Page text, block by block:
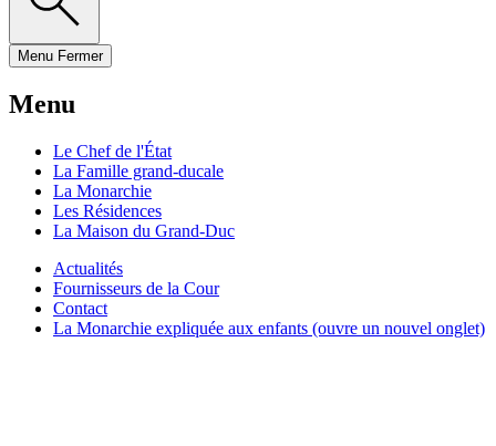
Menu Fermer
Menu
Le Chef de l'État
La Famille grand-ducale
La Monarchie
Les Résidences
La Maison du Grand-Duc
Actualités
Fournisseurs de la Cour
Contact
La Monarchie expliquée aux enfants (ouvre un nouvel onglet)